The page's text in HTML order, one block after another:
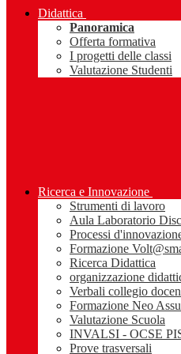
Didattica
Panoramica
Offerta formativa
I progetti delle classi
Valutazione Studenti
Ricerca e Innovazione
Strumenti di lavoro
Aula Laboratorio
Processi
Formazione
Ricerca Didattica
organizzazione
Verbali collegio
Formazione Neo
Valutazione Scuola
INVALSI - OCSE
Prove trasversali